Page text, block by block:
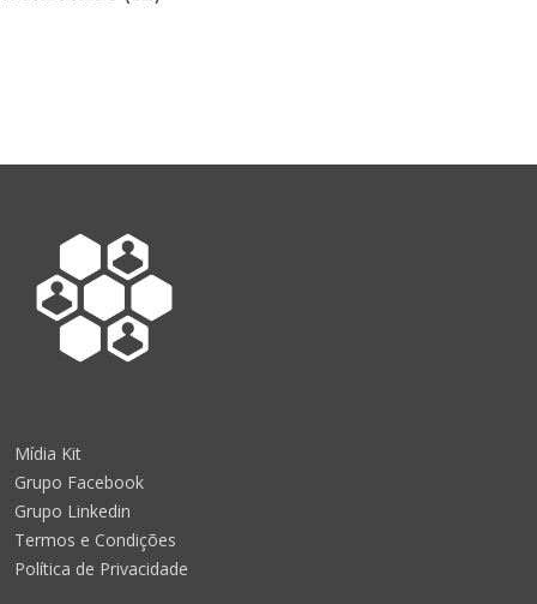
Mídia Kit
Grupo Facebook
Grupo Linkedin
Termos e Condições
Política de Privacidade